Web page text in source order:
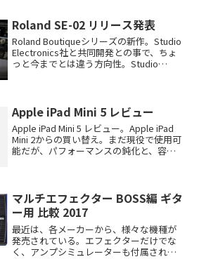
Roland SE-02 リリース発表
Roland Boutiqueシリーズの新作。Studio
Electronics社と共同開発との事で、ちょ
っと今までとは違う方向性。Studio
Apple iPad Mini 5 レビュー
Apple iPad Mini 5 レビュー。Apple iPad
Mini 2からの買い替え。まだ現役で使用可
能だが、パフォーマンスの鈍化と、容量
マルチエフェクター BOSS編 ギタ
ー用 比較 2017
最近は、各メーカーから、様々な機種が
発売されている。エフェクターだけでな
く、アンプシミュレーターも付属された